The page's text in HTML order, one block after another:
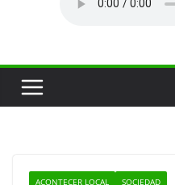
ACONTECER LOCAL SOCIEDAD